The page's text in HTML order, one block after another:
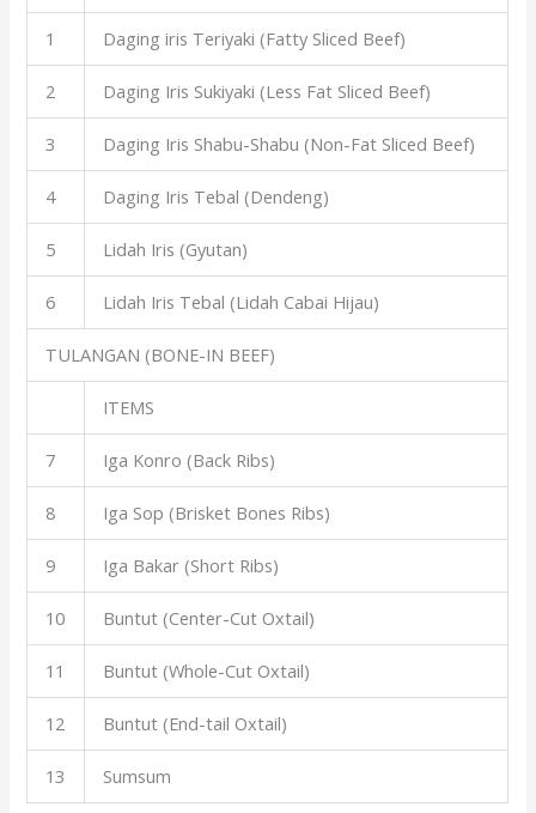
1 Daging iris Teriyaki (Fatty Sliced Beef)
2 Daging Iris Sukiyaki (Less Fat Sliced Beef)
3 Daging Iris Shabu-Shabu (Non-Fat Sliced Beef)
4 Daging Iris Tebal (Dendeng)
5 Lidah Iris (Gyutan)
6 Lidah Iris Tebal (Lidah Cabai Hijau)
TULANGAN (BONE-IN BEEF)
ITEMS
7 Iga Konro (Back Ribs)
8 Iga Sop (Brisket Bones Ribs)
9 Iga Bakar (Short Ribs)
10 Buntut (Center-Cut Oxtail)
11 Buntut (Whole-Cut Oxtail)
12 Buntut (End-tail Oxtail)
13 Sumsum